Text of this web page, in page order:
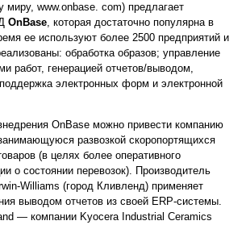
миру, www.onbase. com) предлагает
OnBase, которая достаточно популярна в
ее используют более 2500 предприятий и
обработка образов; управление
работ, генерацией отчетов/выводом,
электронных форм и электронной
OnBase можно привести компанию
развозкой скоропортящихся
(в целях более оперативного
о состоянии перевозок). Производитель
Williams (город Кливленд) применяет
выводом отчетов из своей ERP-системы.
— компании Kyocera Industrial Ceramics